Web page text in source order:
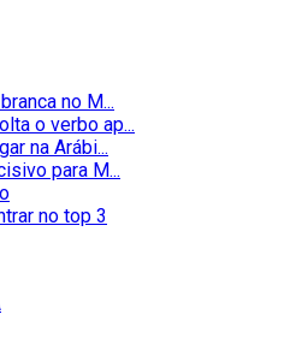
no M...
o verbo ap...
na Arábi...
para M...
no top 3